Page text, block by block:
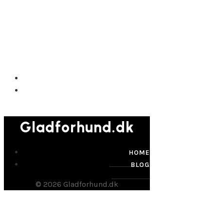
Gladforhund.dk
HOME
BLOG
© 2026 Gladforhund.dk